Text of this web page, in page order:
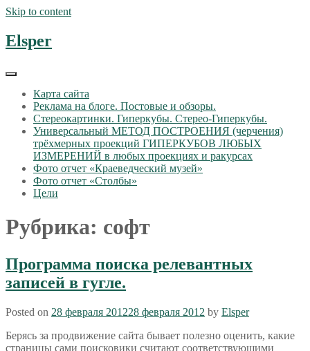
Skip to content
Elsper
Карта сайта
Реклама на блоге. Постовые и обзоры.
Стереокартинки. Гиперкубы. Стерео-Гиперкубы.
Универсальный МЕТОД ПОСТРОЕНИЯ (черчения)
трёхмерных проекций ГИПЕРКУБОВ ЛЮБЫХ
ИЗМЕРЕНИЙ в любых проекциях и ракурсах
Фото отчет «Краеведческий музей»
Фото отчет «Столбы»
Цели
Рубрика: софт
Программа поиска релевантных
записей в гугле.
Posted on 28 февраля 201228 февраля 2012 by Elsper
Берясь за продвижение сайта бывает полезно оценить, какие
страницы сами поисковики считают соответствующими